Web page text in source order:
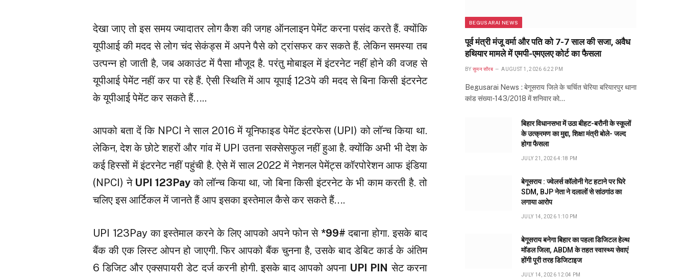
देखा जाए तो इस समय ज्यादातर लोग कैश की जगह ऑनलाइन पेमेंट करना पसंद करते हैं. क्योंकि
यूपीआई की मदद से लोग चंद सेकंड्स में अपने पैसे को ट्रांसफर कर सकते हैं. लेकिन समस्या तब
उत्पन्न हो जाती है, जब अकाउंट में पैसा मौजूद है. परंतु मोबाइल में इंटरनेट नहीं होने की वजह से
यूपीआई पेमेंट नहीं कर पा रहे हैं. ऐसी स्थिति में आप यूपाई 123पे की मदद से बिना किसी इंटरनेट
के यूपीआई पेमेंट कर सकते हैं…..
आपको बता दें कि NPCI ने साल 2016 में यूनिफाइड पेमेंट इंटरफेस (UPI) को लॉन्च किया था.
लेकिन, देश के छोटे शहरों और गांव में UPI उतना सक्सेसफुल नहीं हुआ है. क्योंकि अभी भी देश के
कई हिस्सों में इंटरनेट नहीं पहुंची है. ऐसे में साल 2022 में नेशनल पेमेंट्स कॉरपोरेशन आफ इंडिया
(NPCI) ने UPI 123Payको लॉन्च किया था, जो बिना किसी इंटरनेट के भी काम करती है. तो
चलिए इस आर्टिकल में जानते हैं आप इसका इस्तेमाल कैसे कर सकते हैं….
UPI 123Pay का इस्तेमाल करने के लिए आपको अपने फोन से *99#दबाना होगा. इसके बाद
बैंक की एक लिस्ट ओपन हो जाएगी. फिर आपको बैंक चुनना है, उसके बाद डेबिट कार्ड के अंतिम
6 डिजिट और एक्सपायरी डेट दर्ज करनी होगी. इसके बाद आपको अपना UPI PINसेट करना
BEGUSARAI NEWS
पूर्व मंत्री मंजू वर्मा और पति को 7-7 साल की सजा, अवैध
हथियार मामले में एमपी-एमएलए कोर्ट का फैसला
BY सुमन सौरब AUGUST 1, 2026 6:22 PM
Begusarai News : बेगूसराय जिले के चर्चित चेरिया बरियारपुर थाना
कांड संख्या-143/2018 में शनिवार को…
बिहार विधानसभा में उठा बीहट-बरौनी के स्कूलों
के उत्क्रमण का मुद्दा, शिक्षा मंत्री बोले- जल्द
होगा फैसला
JULY 21, 2026 4:18 PM
बेगूसराय : ज्वेलर्स कॉलोनी गेट हटाने पर घिरे
SDM, BJP नेता ने दलालों से सांठगांठ का
लगाया आरोप
JULY 14, 2026 1:10 PM
बेगूसराय बनेगा बिहार का पहला डिजिटल हेल्थ
मॉडल जिला, ABDM के तहत स्वास्थ्य सेवाएं
होंगी पूरी तरह डिजिटाइज
JULY 14, 2026 12:04 PM